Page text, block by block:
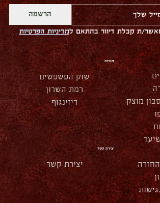
חנויות
שוק הפשפשים
רמת השרון
דיזינגוף
יצירת קשר
יצירת קשר
מוצק
הרשמה
ת קבלת דיוור בהתאם למדיניות הפרטיות